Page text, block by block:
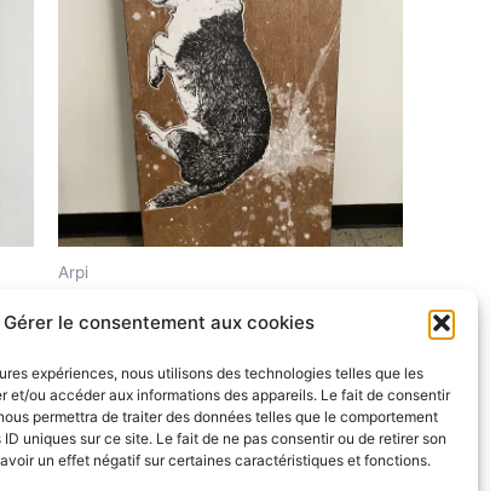
Gérer le consentement aux cookies
expériences, nous utilisons des technologies telles que les
et/ou accéder aux informations des appareils. Le fait de consentir
permettra de traiter des données telles que le comportement
uniques sur ce site. Le fait de ne pas consentir ou de retirer son
un effet négatif sur certaines caractéristiques et fonctions.
Arpi
Ajouter au panier